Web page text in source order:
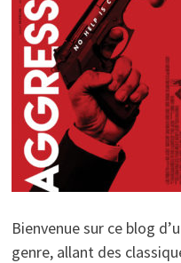
Bienvenue sur ce blog
genre, allant des